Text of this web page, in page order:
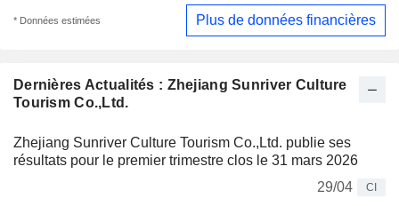
Dernières Actualités : Zhejiang Sunriver Culture
Tourism Co.,Ltd.
Zhejiang Sunriver Culture Tourism Co.,Ltd. publie ses
résultats pour le premier trimestre clos le 31 mars 2026
29/04
CI
* Données estimées Plus de données financières